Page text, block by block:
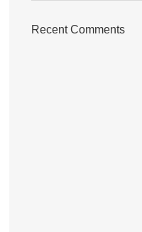
HP Envy 34
Recent Comments